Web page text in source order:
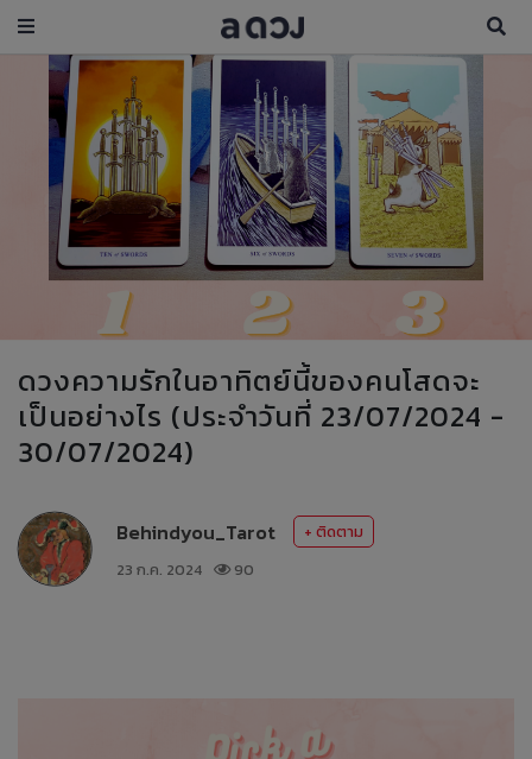
ดวงความรักในอาทิตย์นี้ของคนโสดจะ
เป็นอย่างไร (ประจำวันที่ 23/07/2024 -
30/07/2024)
Behindyou_Tarot
+ ติดตาม
23 ก.ค. 2024
90